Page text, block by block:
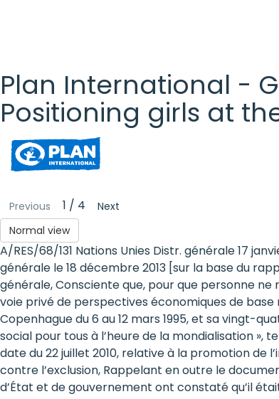
Plan International -
Positioning girls at
Plan
International
- Girls'
Rights
Platform
- Girls'
rights
are
human
Previous 1 / 4
Next
Normal view
A/RES/68/131 Nations Unies Distr. générale 17
générale le 18 décembre 2013 [sur la base du
générale, Consciente que, pour que personne
voie privé de perspectives économiques de
Copenhague du 6 au 12 mars 1995, et sa vingt-
social pour tous à l’heure de la mondialisation »,
date du 22 juillet 2010, relative à la promotion de
contre l’exclusion, Rappelant en outre le
d’État et de gouvernement ont constaté qu’il